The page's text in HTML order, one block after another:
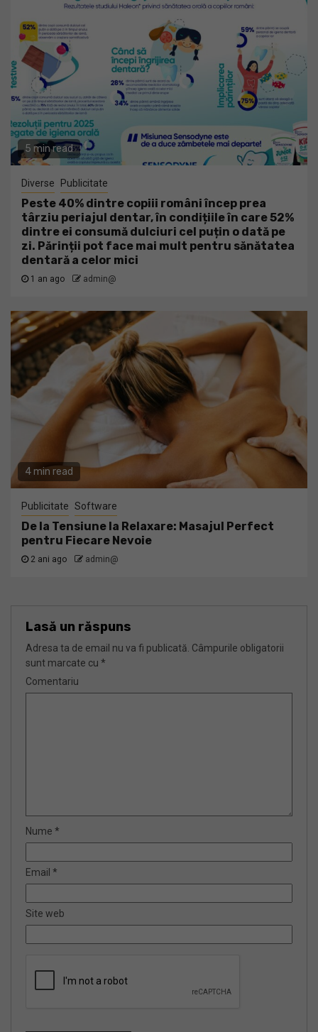
5 min read
Diverse Publicitate
Peste 40% dintre copiii români încep prea
târziu periajul dentar, în condițiile în care 52%
dintre ei consumă dulciuri cel puțin o dată pe
zi. Părinții pot face mai mult pentru sănătatea
dentară a celor mici
1 an ago admin@
4 min read
Publicitate Software
De la Tensiune la Relaxare: Masajul Perfect
pentru Fiecare Nevoie
2 ani ago admin@
Lasă un răspuns
Adresa ta de email nu va fi publicată. Câmpurile obligatorii
sunt marcate cu *
Comentariu
Nume *
Email *
Site web